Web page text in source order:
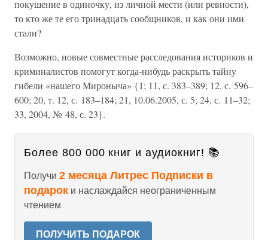
покушение в одиночку, из личной мести (или ревности),
то кто же те его тринадцать сообщников, и как они ими
стали?
Возможно, новые совместные расследования историков и
криминалистов помогут когда-нибудь раскрыть тайну
гибели «нашего Мироныча» {1; 11, с. 383–389; 12, с. 596–
600; 20, т. 12, с. 183–184; 21, 10.06.2005, с. 5; 24, с. 11–32;
33, 2004, № 48, с. 23}.
Более 800 000 книг и аудиокниг! 📚
Получи 2 месяца Литрес Подписки в
подарок и наслаждайся неограниченным
чтением
ПОЛУЧИТЬ ПОДАРОК